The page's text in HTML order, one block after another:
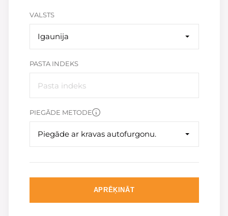
VALSTS
Igaunija
PASTA INDEKS
PIEGĀDE METODE
Piegāde ar kravas autofurgonu.
APRĒĶINĀT